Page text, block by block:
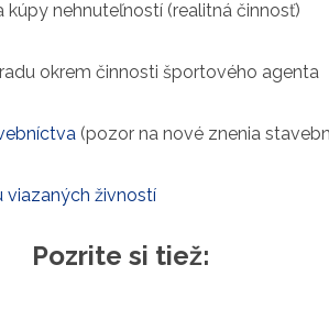
nehnuteľností (realitná činnosť)
okrem činnosti športového agenta
(pozor na nové znenia
živností
Pozrite si tiež: